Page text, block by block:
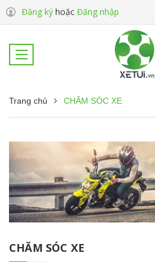
Đăng ký hoặc Đăng nhập
Trang chủ CHĂM SÓC XE
CHĂM SÓC XE